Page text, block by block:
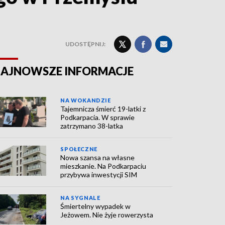
UDOSTĘPNIJ:
INFORMACJE
NA WOKANDZIE
Tajemnicza śmierć 19-latki z
Podkarpacia. W sprawie
zatrzymano 38-latka
SPOŁECZNE
Nowa szansa na własne
mieszkanie. Na Podkarpaciu
przybywa inwestycji SIM
NA SYGNALE
Śmiertelny wypadek w
Jeżowem. Nie żyje rowerzysta